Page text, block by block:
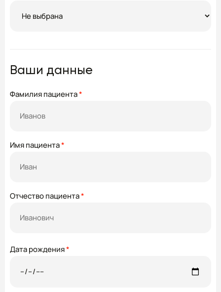
Ваши данные
Фамилия пациента*
Имя пациента*
Отчество пациента*
Дата рождения*